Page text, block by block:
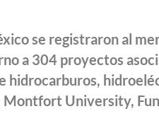
se registraron al
a 304 proyectos
hidrocarburos,
Montfort University,